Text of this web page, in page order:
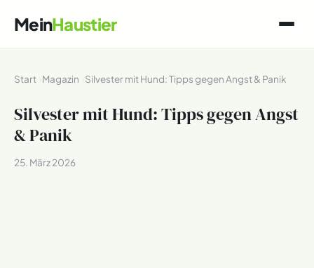
MeinHaustier
Start Magazin Silvester mit Hund: Tipps gegen Angst & Panik
Silvester mit Hund: Tipps gegen Angst
& Panik
25. März 2026